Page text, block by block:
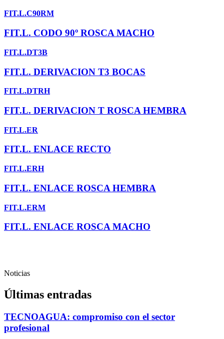
FIT.L.C90RM
FIT.L. CODO 90º ROSCA MACHO
FIT.L.DT3B
FIT.L. DERIVACION T3 BOCAS
FIT.L.DTRH
FIT.L. DERIVACION T ROSCA HEMBRA
FIT.L.ER
FIT.L. ENLACE RECTO
FIT.L.ERH
FIT.L. ENLACE ROSCA HEMBRA
FIT.L.ERM
FIT.L. ENLACE ROSCA MACHO
Noticias
Últimas entradas
TECNOAGUA: compromiso con el sector
profesional